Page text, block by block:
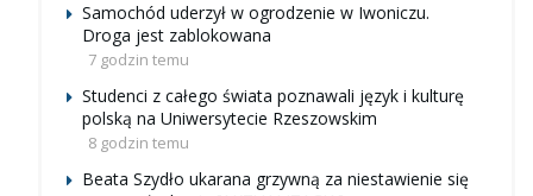
Samochód uderzył w ogrodzenie w Iwoniczu.
Droga jest zablokowana
7 godzin temu
Studenci z całego świata poznawali język i kulturę
polską na Uniwersytecie Rzeszowskim
8 godzin temu
Beata Szydło ukarana grzywną za niestawienie się